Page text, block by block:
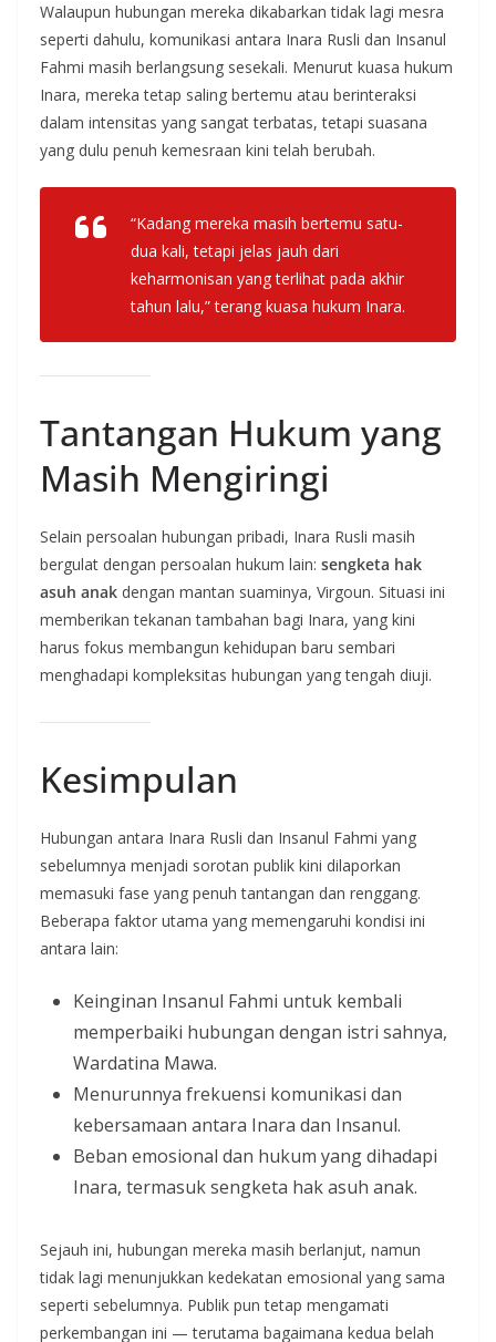
Walaupun hubungan mereka dikabarkan tidak lagi mesra
seperti dahulu, komunikasi antara Inara Rusli dan Insanul
Fahmi masih berlangsung sesekali. Menurut kuasa hukum
Inara, mereka tetap saling bertemu atau berinteraksi
dalam intensitas yang sangat terbatas, tetapi suasana
yang dulu penuh kemesraan kini telah berubah.
“Kadang mereka masih bertemu satu-
dua kali, tetapi jelas jauh dari
keharmonisan yang terlihat pada akhir
tahun lalu,” terang kuasa hukum Inara.
Tantangan Hukum yang
Masih Mengiringi
Selain persoalan hubungan pribadi, Inara Rusli masih
bergulat dengan persoalan hukum lain: sengketa hak
asuh anak dengan mantan suaminya, Virgoun. Situasi ini
memberikan tekanan tambahan bagi Inara, yang kini
harus fokus membangun kehidupan baru sembari
menghadapi kompleksitas hubungan yang tengah diuji.
Kesimpulan
Hubungan antara Inara Rusli dan Insanul Fahmi yang
sebelumnya menjadi sorotan publik kini dilaporkan
memasuki fase yang penuh tantangan dan renggang.
Beberapa faktor utama yang memengaruhi kondisi ini
antara lain:
Keinginan Insanul Fahmi untuk kembali
memperbaiki hubungan dengan istri sahnya,
Wardatina Mawa.
Menurunnya frekuensi komunikasi dan
kebersamaan antara Inara dan Insanul.
Beban emosional dan hukum yang dihadapi
Inara, termasuk sengketa hak asuh anak.
Sejauh ini, hubungan mereka masih berlanjut, namun
tidak lagi menunjukkan kedekatan emosional yang sama
seperti sebelumnya. Publik pun tetap mengamati
perkembangan ini — terutama bagaimana kedua belah